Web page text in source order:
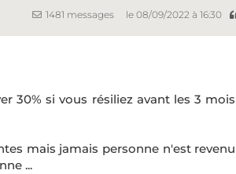
1481 messages le 08/09/2022 à 16:30
30% si vous résiliez avant les 3 mois
mais jamais personne n'est revenu
...